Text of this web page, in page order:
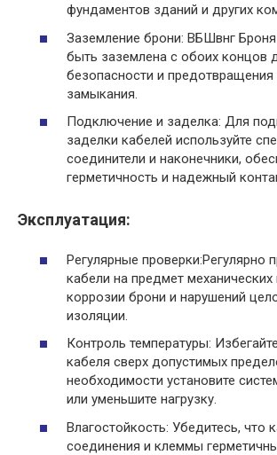
фундаментов зданий и других
Заземление брони: ВБШвнг
быть заземлена с обоих концов
безопасности и предотвращения
замыкания.​
Подключение и заделка: Для
заделки кабелей используйте
соединители и наконечники,
герметичность и надежный
Эксплуатация:
Регулярные проверки:Регулярно
кабели на предмет
коррозии брони и нарушений
изоляции.​
Контроль температуры:
кабеля сверх допустимых
необходимости установите
или уменьшите нагрузку.​
Влагостойкость: Убедитесь, что
соединения и клеммы